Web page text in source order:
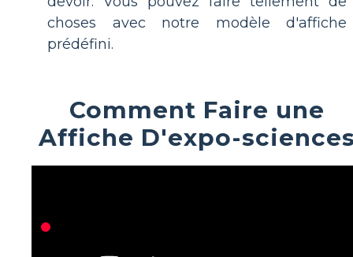
choses avec notre modèle d'affiche
prédéfini.
Comment Faire une
Affiche D'expo-